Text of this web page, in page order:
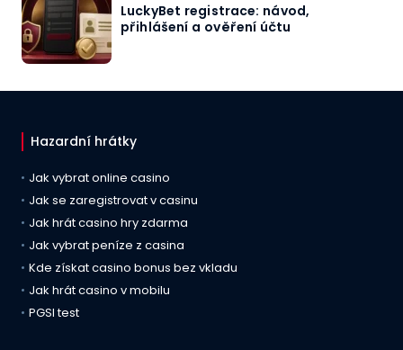
LuckyBet registrace: návod,
přihlášení a ověření účtu
Hazardní hrátky
Jak vybrat online casino
Jak se zaregistrovat v casinu
Jak hrát casino hry zdarma
Jak vybrat peníze z casina
Kde získat casino bonus bez vkladu
Jak hrát casino v mobilu
PGSI test